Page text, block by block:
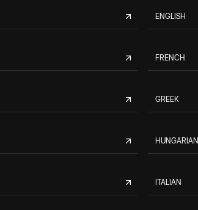
ENGLISH
FRENCH
GREEK
HUNGARIAN
ITALIAN